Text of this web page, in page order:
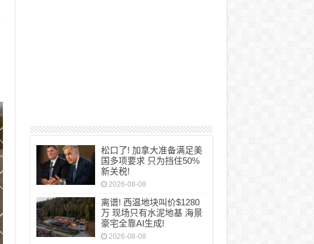
松口了! 加拿大准备满足美
国多项要求 只为挡住50%
新关税!
2026-08-08
离谱! 西温地块叫价$1280
万 现场只有水泥地基 海景
豪宅全靠AI生成!
2026-08-08